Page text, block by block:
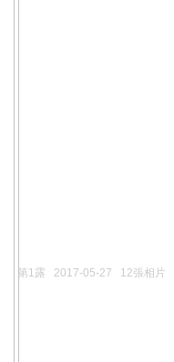
第1露 2017-05-27 12張相片